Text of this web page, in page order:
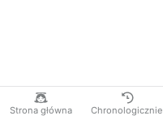
Strona główna Chronologicznie